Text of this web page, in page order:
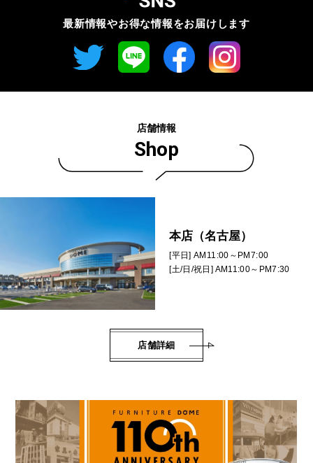
店舗情報
Shop
本店（名古屋）
[平日] AM11:00～PM7:00
[土/日/祝日] AM11:00～PM7:30
店舗詳細
最新情報やお得な情報をお届けします